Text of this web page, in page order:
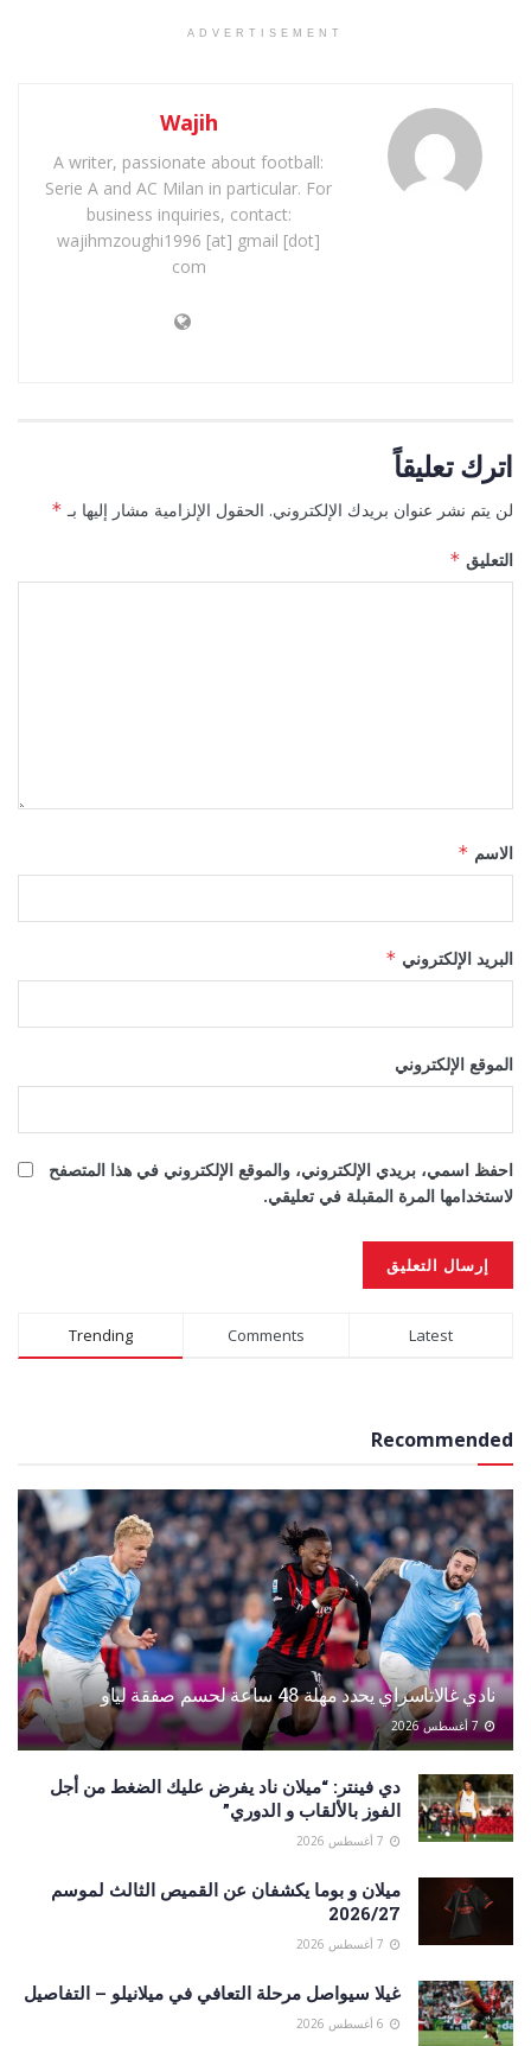
ADVERTISEMENT
Wajih
A writer, passionate about football:
Serie A and AC Milan in particular. For
business inquiries, contact:
wajihmzoughi1996 [at] gmail [dot]
com
اترك تعليقاً
لن يتم نشر عنوان بريدك الإلكتروني. الحقول الإلزامية مشار إليها بـ *
التعليق *
الاسم *
البريد الإلكتروني *
الموقع الإلكتروني
احفظ اسمي، بريدي الإلكتروني، والموقع الإلكتروني في هذا المتصفح
لاستخدامها المرة المقبلة في تعليقي.
Trending Comments Latest
Recommended
نادي غالاتاسراي يحدد مهلة 48 ساعة لحسم صفقة لياو
7 أغسطس 2026
دي فينتر: “ميلان ناد يفرض عليك الضغط من أجل
الفوز بالألقاب و الدوري”
ميلان و بوما يكشفان عن القميص الثالث لموسم
2026/27
غيلا سيواصل مرحلة التعافي في ميلانيلو – التفاصيل